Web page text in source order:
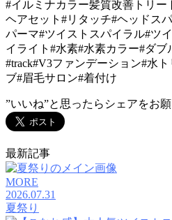
#イルミナカラー髪質改善トリー
ヘアセット#リタッチ#ヘッドス
パーマ#ツイストスパイラル#ツ
イライト#水素#水素カラー#ダブ
#track#V3ファンデーション#水
ブ#眉毛サロン#着付け
”いいね”と思ったらシェアをお
最新記事
MORE
2026.07.31
夏祭り